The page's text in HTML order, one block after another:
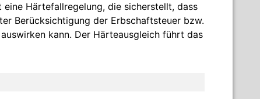
Härtefallregelung, die sicherstellt, dass
Berücksichtigung der Erbschaftsteuer bzw.
kann. Der Härteausgleich führt das